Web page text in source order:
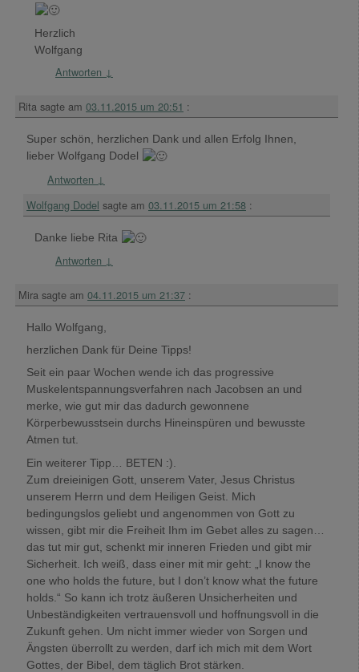
Herzlich
Wolfgang
Antworten ↓
Rita sagte am 03.11.2015 um 20:51 :
Super schön, herzlichen Dank und allen Erfolg Ihnen,
lieber Wolfgang Dodel
Antworten ↓
Wolfgang Dodel sagte am 03.11.2015 um 21:58 :
Danke liebe Rita
Antworten ↓
Mira sagte am 04.11.2015 um 21:37 :
Hallo Wolfgang,
herzlichen Dank für Deine Tipps!
Seit ein paar Wochen wende ich das progressive
Muskelentspannungsverfahren nach Jacobsen an und
merke, wie gut mir das dadurch gewonnene
Körperbewusstsein durchs Hineinspüren und bewusste
Atmen tut.
Ein weiterer Tipp… BETEN :).
Zum dreieinigen Gott, unserem Vater, Jesus Christus
unserem Herrn und dem Heiligen Geist. Mich
bedingungslos geliebt und angenommen von Gott zu
wissen, gibt mir die Freiheit Ihm im Gebet alles zu sagen…
das tut mir gut, schenkt mir inneren Frieden und gibt mir
Sicherheit. Ich weiß, dass einer mit mir geht: „I know the
one who holds the future, but I don’t know what the future
holds.“ So kann ich trotz äußeren Unsicherheiten und
Unbeständigkeiten vertrauensvoll und hoffnungsvoll in die
Zukunft gehen. Um nicht immer wieder von Sorgen und
Ängsten überrollt zu werden, darf ich mich mit dem Wort
Gottes, der Bibel, dem täglich Brot stärken.